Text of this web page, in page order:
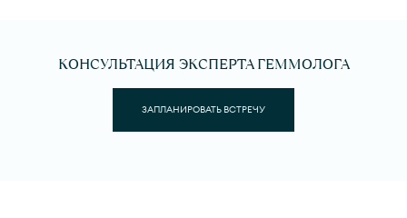
КОНСУЛЬТАЦИЯ ЭКСПЕРТА ГЕММОЛОГА
ЗАПЛАНИРОВАТЬ ВСТРЕЧУ